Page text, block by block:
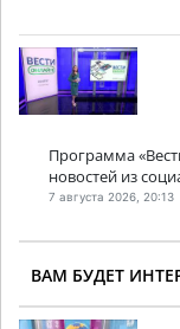
Программа
новостей из
7 августа 2026, 20:13
ВАМ БУДЕТ